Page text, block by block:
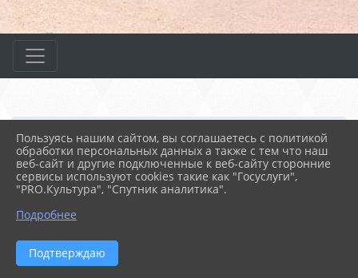
Главная МЕРОПРИЯТИЯ
Новости
Профориентационные вст...
11.04.2025 10:18
ПРОФОРИЕНТАЦИОННЫЕ ВСТРЕЧИ
Пользуясь нашим сайтом, вы соглашаетесь с политикой
обработки персональных данных а также с тем что наш
веб-сайт и другие подключенные к веб-сайту сторонние
сервисы используют cookies такие как "Госуслуги",
"PRO.Культура", "Спутник аналитика".
Подробнее
Подтверждаю